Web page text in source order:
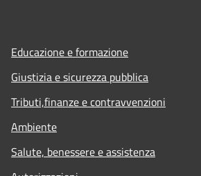
Educazione e formazione
Giustizia e sicurezza pubblica
Tributi,finanze e contravvenzioni
Ambiente
Salute, benessere e assistenza